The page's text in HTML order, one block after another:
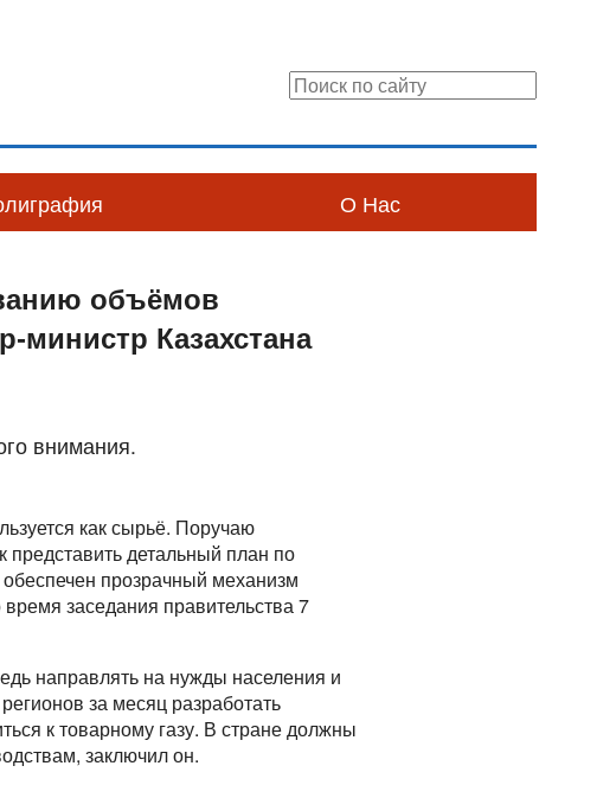
О Нас
объёмов
министр Казахстана
внимания.
как сырьё. Поручаю
представить детальный план по
прозрачный механизм
заседания правительства 7
направлять на нужды населения и
за месяц разработать
к товарному газу. В стране должны
заключил он.